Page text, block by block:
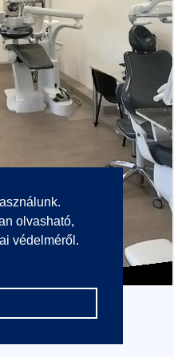
olvasható,
védelméről.